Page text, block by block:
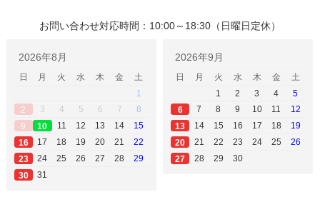
お問い合わせ対応時間：10:00～18:30（日曜日定休）
2026年8月
日 月 火 水 木 金
土
1
2
3 4 5 6 7
8
9
10 11 12 13 14
15
16
17 18 19 20 21
22
23
24 25 26 27 28
29
30
31
2026年9月
日 月 火 水 木 金
土
1
2 3 4
5
6
7 8 9 10 11
12
13
14 15 16 17 18
19
20
21 22 23 24 25
26
27
28 29 30